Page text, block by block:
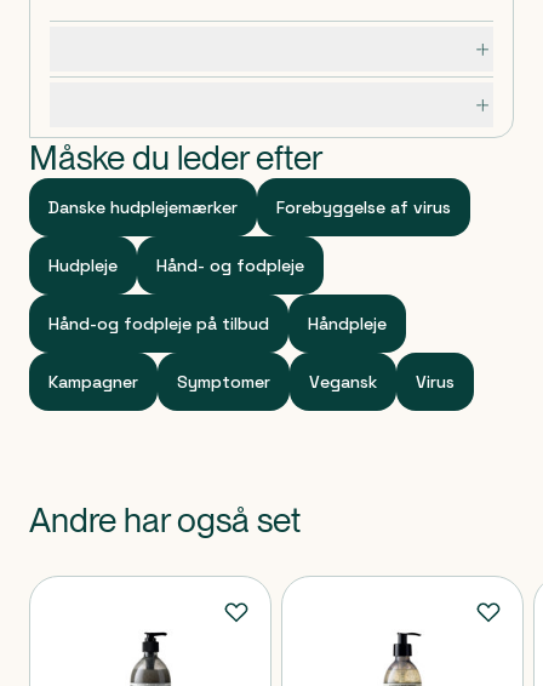
Måske du leder efter
Danske hudplejemærker Forebyggelse af virus
Hudpleje Hånd- og fodpleje
Hånd-og fodpleje på tilbud Håndpleje
Kampagner Symptomer Vegansk Virus
Andre har også set
Produkter